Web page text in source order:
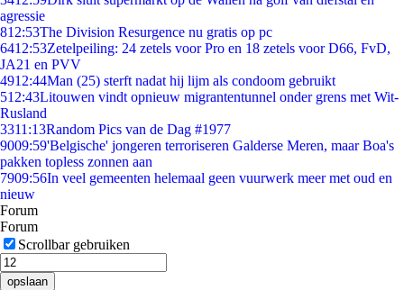
agressie
812:53The Division Resurgence nu gratis op pc
6412:53Zetelpeiling: 24 zetels voor Pro en 18 zetels voor D66, FvD,
JA21 en PVV
4912:44Man (25) sterft nadat hij lijm als condoom gebruikt
512:43Litouwen vindt opnieuw migrantentunnel onder grens met Wit-
Rusland
3311:13Random Pics van de Dag #1977
9009:59'Belgische' jongeren terroriseren Galderse Meren, maar Boa's
pakken topless zonnen aan
7909:56In veel gemeenten helemaal geen vuurwerk meer met oud en
nieuw
Forum
Forum
Scrollbar gebruiken
opslaan